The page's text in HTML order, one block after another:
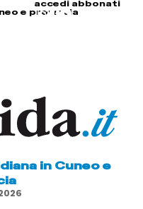
accedi abbonati
e provincia
in Cuneo e